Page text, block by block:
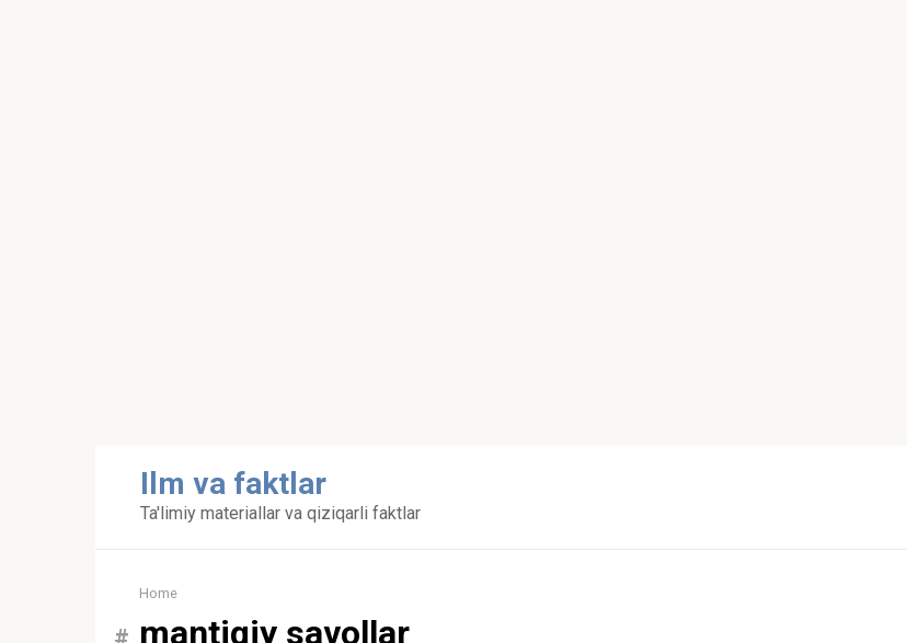
Ilm va faktlar
Ta'limiy materiallar va qiziqarli faktlar
Home
mantiqiy savollar